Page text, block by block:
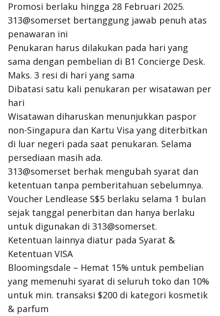
Promosi berlaku hingga 28 Februari 2025.
313@somerset bertanggung jawab penuh atas
penawaran ini
Penukaran harus dilakukan pada hari yang
sama dengan pembelian di B1 Concierge Desk.
Maks. 3 resi di hari yang sama
Dibatasi satu kali penukaran per wisatawan per
hari
Wisatawan diharuskan menunjukkan paspor
non-Singapura dan Kartu Visa yang diterbitkan
di luar negeri pada saat penukaran. Selama
persediaan masih ada.
313@somerset berhak mengubah syarat dan
ketentuan tanpa pemberitahuan sebelumnya.
Voucher Lendlease S$5 berlaku selama 1 bulan
sejak tanggal penerbitan dan hanya berlaku
untuk digunakan di 313@somerset.
Ketentuan lainnya diatur pada Syarat &
Ketentuan VISA
Bloomingsdale – Hemat 15% untuk pembelian
yang memenuhi syarat di seluruh toko dan 10%
untuk min. transaksi $200 di kategori kosmetik
& parfum